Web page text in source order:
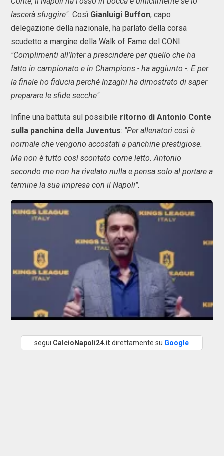
lascerà sfuggire". Così Gianluigi Buffon, capo
delegazione della nazionale, ha parlato della corsa
scudetto a margine della Walk of Fame del CONI.
"Complimenti all'Inter a prescindere per quello che ha
fatto in campionato e in Champions - ha aggiunto -. E per
la finale ho fiducia perché Inzaghi ha dimostrato di saper
preparare le sfide secche".
Infine una battuta sul possibile ritorno di Antonio Conte
sulla panchina della Juventus: "Per allenatori così è
normale che vengono accostati a panchine prestigiose.
Ma non è tutto così scontato come letto. Antonio
secondo me non ha rivelato nulla e pensa solo al portare a
termine la sua impresa con il Napoli".
segui CalcioNapoli24.itdirettamente su Google